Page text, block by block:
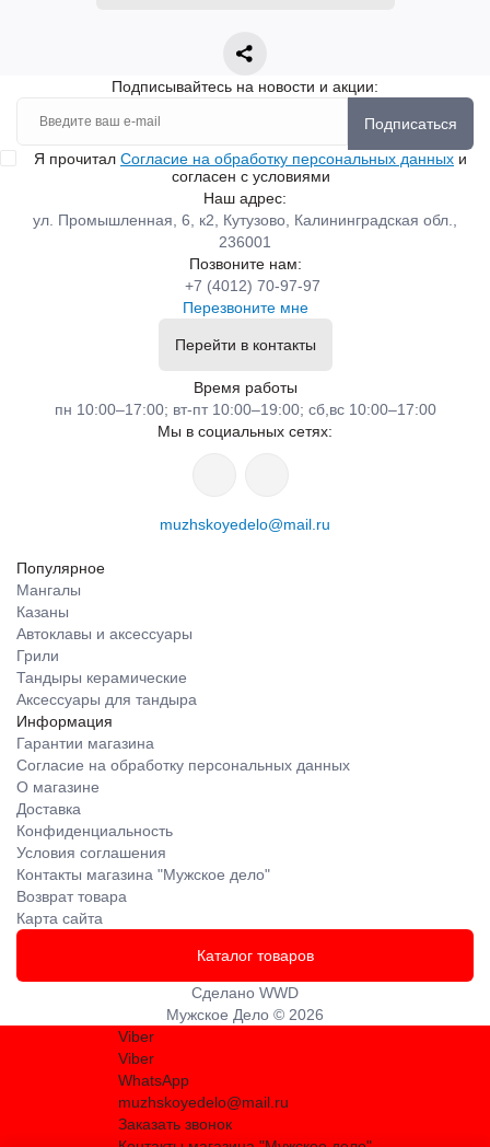
Подписывайтесь на новости и акции:
Подписаться
Я прочитал Согласие на обработку персональных данных и
согласен с условиями
Наш адрес:
ул. Промышленная, 6, к2, Кутузово, Калининградская обл.,
236001
Позвоните нам:
+7 (4012) 70-97-97
Перезвоните мне
Перейти в контакты
Время работы
пн 10:00–17:00; вт-пт 10:00–19:00; сб,вс 10:00–17:00
Мы в социальных сетях:
muzhskoyedelo@mail.ru
Популярное
Мангалы
Казаны
Автоклавы и аксессуары
Грили
Тандыры керамические
Аксессуары для тандыра
Информация
Гарантии магазина
Согласие на обработку персональных данных
О магазине
Доставка
Конфиденциальность
Условия соглашения
Контакты магазина "Мужское дело"
Возврат товара
Карта сайта
Каталог товаров
Сделано WWD
Мужское Дело © 2026
Viber
Viber
WhatsApp
muzhskoyedelo@mail.ru
Заказать звонок